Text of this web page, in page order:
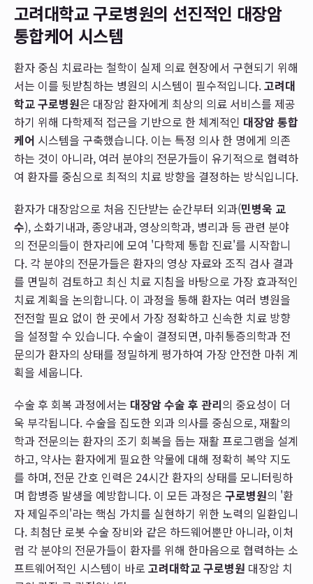
고려대학교 구로병원의 선진적인 대장암
통합케어 시스템
환자 중심 치료라는 철학이 실제 의료 현장에서 구현되기 위해
서는 이를 뒷받침하는 병원의 시스템이 필수적입니다.고려대
학교 구로병원은 대장암 환자에게 최상의 의료 서비스를 제공
하기 위해 다학제적 접근을 기반으로 한 체계적인 대장암 통합
케어 시스템을 구축했습니다. 이는 특정 의사 한 명에게 의존
하는 것이 아니라, 여러 분야의 전문가들이 유기적으로 협력하
여 환자를 중심으로 최적의 치료 방향을 결정하는 방식입니다.
환자가 대장암으로 처음 진단받는 순간부터 외과(민병욱 교
수), 소화기내과, 종양내과, 영상의학과, 병리과 등 관련 분야
의 전문의들이 한자리에 모여 '다학제 통합 진료'를 시작합니
다. 각 분야의 전문가들은 환자의 영상 자료와 조직 검사 결과
를 면밀히 검토하고 최신 치료 지침을 바탕으로 가장 효과적인
치료 계획을 논의합니다. 이 과정을 통해 환자는 여러 병원을
전전할 필요 없이 한 곳에서 가장 정확하고 신속한 치료 방향
을 설정할 수 있습니다. 수술이 결정되면, 마취통증의학과 전
문의가 환자의 상태를 정밀하게 평가하여 가장 안전한 마취 계
획을 세웁니다.
수술 후 회복 과정에서는 대장암 수술 후 관리의 중요성이 더
욱 부각됩니다. 수술을 집도한 외과 의사를 중심으로, 재활의
학과 전문의는 환자의 조기 회복을 돕는 재활 프로그램을 설계
하고, 약사는 환자에게 필요한 약물에 대해 정확히 복약 지도
를 하며, 전문 간호 인력은 24시간 환자의 상태를 모니터링하
며 합병증 발생을 예방합니다. 이 모든 과정은 구로병원의 '환
자 제일주의'라는 핵심 가치를 실현하기 위한 노력의 일환입니
다. 최첨단 로봇 수술 장비와 같은 하드웨어뿐만 아니라, 이처
럼 각 분야의 전문가들이 환자를 위해 한마음으로 협력하는 소
프트웨어적인 시스템이 바로 고려대학교 구로병원 대장암 치